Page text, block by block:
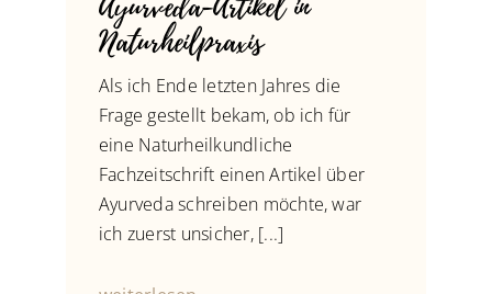
Naturheilpraxis
Als ich Ende letzten Jahres die
Frage gestellt bekam, ob ich für
eine Naturheilkundliche
Fachzeitschrift einen Artikel über
Ayurveda schreiben möchte, war
ich zuerst unsicher, [...]